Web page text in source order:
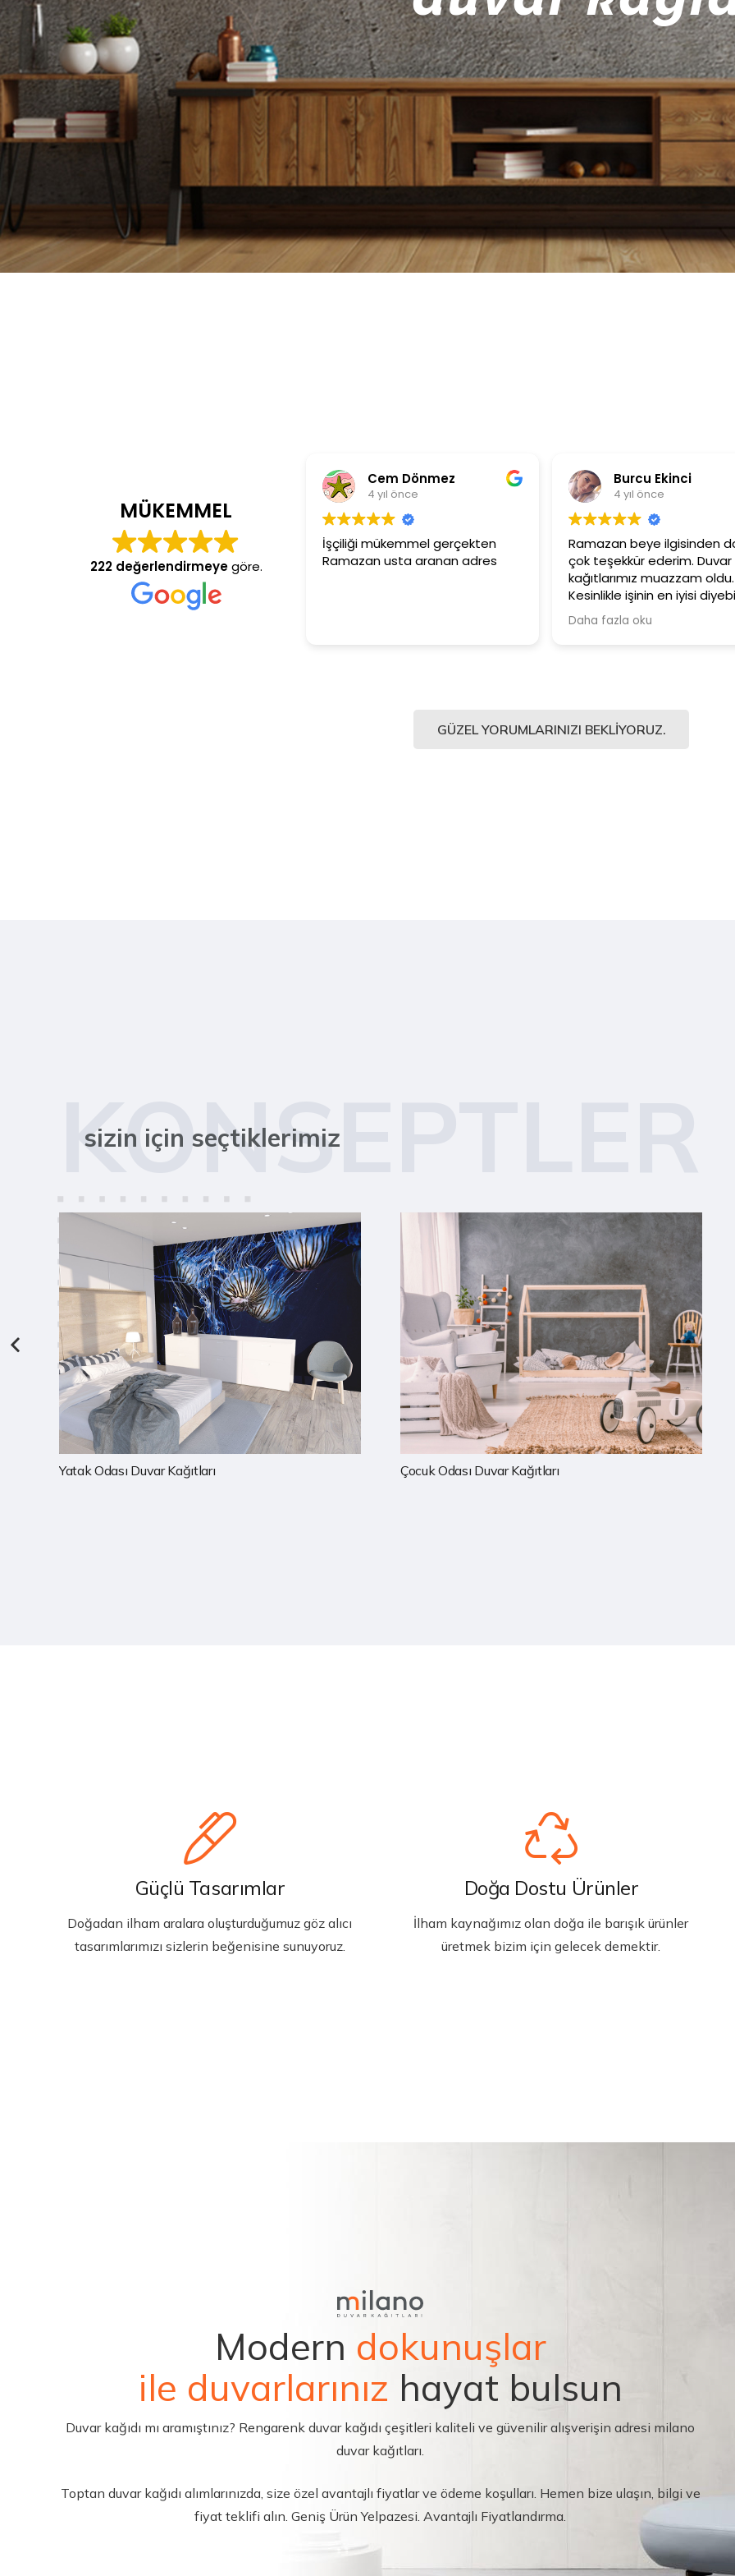
MÜKEMMEL
222 değerlendirmeyegöre.
İşçiliği mükemmel gerçekten
Ramazan usta aranan adres
Burcu Ekinci
Ramazan beye ilgisinden dolayı
çok teşekkür ederim. Duvar
kağıtlarımız muazzam oldu.
Kesinlikle işinin en iyisi diyebilirim.
Şiddetle tavsiye ediyorum.
Ürünler çok
Güler yüzlü
GÜZEL YORUMLARINIZI BEKLIYORUZ.
KONSEPTLER
sizin için seçtiklerimiz
Çocuk Odası Duvar Kağıtları Mutfak Duvar Kağıtları
Güçlü Tasarımlar
Doğadan ilham aralara oluşturduğumuz göz alıcı
tasarımlarımızı sizlerin beğenisine sunuyoruz.
Doğa Dostu Ürünler
İlham kaynağımız olan doğa ile barışık ürünler
üretmek bizim için gelecek demektir.
Modern dokunuşlar
ile duvarlarınız hayat bulsun
Duvar kağıdı mı aramıştınız? Rengarenk duvar kağıdı çeşitleri kaliteli ve güvenilir alışverişin adresi milano
duvar kağıtları.
Toptan duvar kağıdı alımlarınızda, size özel avantajlı fiyatlar ve ödeme koşulları. Hemen bize ulaşın, bilgi ve
fiyat teklifi alın. Geniş Ürün Yelpazesi. Avantajlı Fiyatlandırma.